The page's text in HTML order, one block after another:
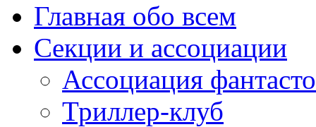
Главная обо всем
Секции и ассоциации
Ассоциация
Триллер-клуб